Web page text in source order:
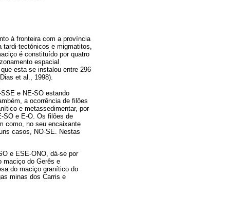
à fronteira com a província
tardi-tectónicos e migmatitos,
é constituído por quatro
espacial
esta se instalou entre 296
et al., 1998).
e NE-SO estando
a ocorrência de filões
e metassedimentar, por
SO e E-O. Os filões de
como, no seu encaixante
casos, NO-SE. Nestas
e ESE-ONO, dá-se por
maciço do Gerês e
do maciço granítico do
minas dos Carris e